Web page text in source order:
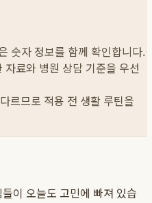
숫자 정보를 함께 확인합니다.
료와 병원 상담 기준을 우선
르므로 적용 전 생활 루틴을
이 오늘도 고민에 빠져 있습